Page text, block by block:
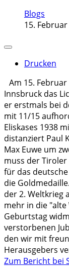
Blogs
15.
Drucken
Am 15.
Innsbruck das
er erstmals bei
mit 11/15
Eliskases 1938
distanziert Paul
Max Euwe um
muss der Tiroler
für das
die
der 2. Weltkrieg
mehr in die "alte
Geburtstag
verstorbenen
den wir mit
Herausgebers
Zum Bericht bei